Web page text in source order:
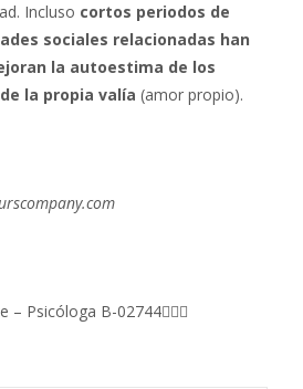
Incluso cortos periodos de
sociales relacionadas han
la autoestima de los
la propia valía (amor propio).
– Psicóloga B-02744👩🏻‍⚕️